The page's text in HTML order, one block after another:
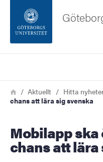
Sidfoten
Om webbplatsen
Länkstig
HemAktuellt Hitta
chans att lära sig svenska
Mobilapp ska öka nyanländas
chans att